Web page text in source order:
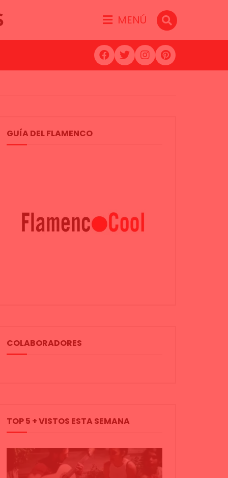
MENÚ
GUÍA DEL FLAMENCO
COLABORADORES
TOP 5 + VISTOS ESTA SEMANA